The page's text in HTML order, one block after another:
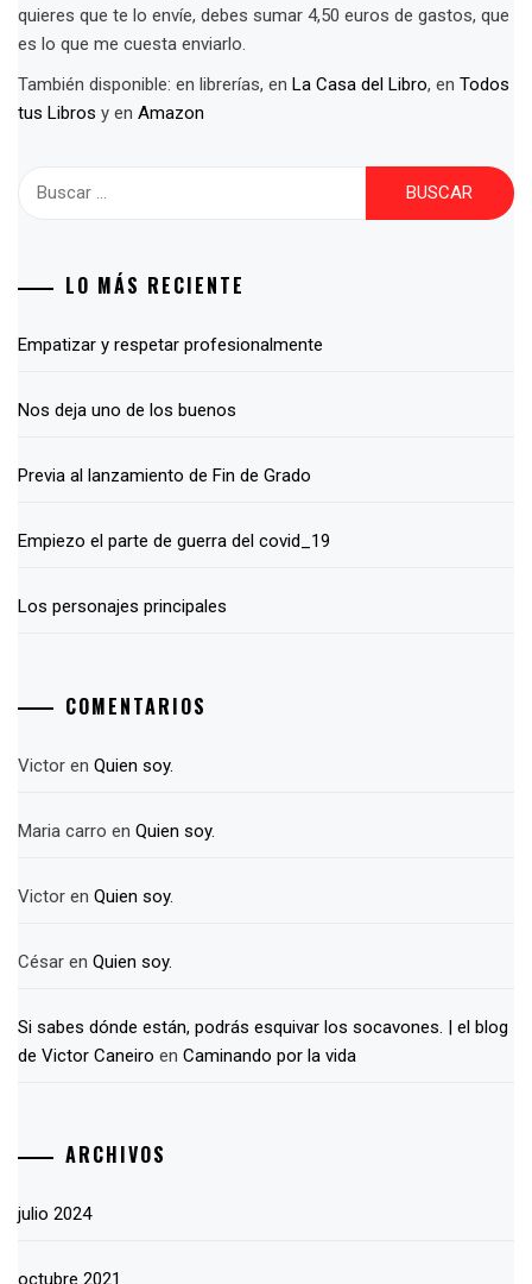
quieres que te lo envíe, debes sumar 4,50 euros de gastos, que
es lo que me cuesta enviarlo.
También disponible: en librerías, en La Casa del Libro, en Todos
tus Libros y en Amazon
LO MÁS RECIENTE
Empatizar y respetar profesionalmente
Nos deja uno de los buenos
Previa al lanzamiento de Fin de Grado
Empiezo el parte de guerra del covid_19
Los personajes principales
COMENTARIOS
Victor en Quien soy.
Maria carro en Quien soy.
Victor en Quien soy.
César en Quien soy.
Si sabes dónde están, podrás esquivar los socavones. | el blog
de Victor Caneiro en Caminando por la vida
ARCHIVOS
julio 2024
octubre 2021